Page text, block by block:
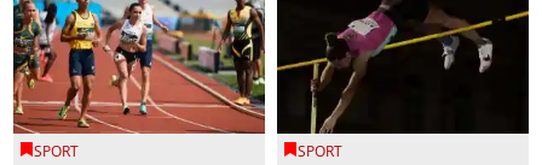
SPORT SPORT